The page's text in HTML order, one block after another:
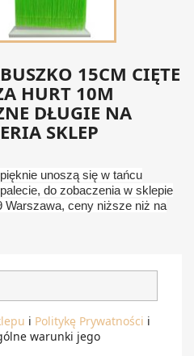
15CM CIĘTE
HURT 10M
DŁUGIE NA
SKLEP
unoszą się w tańcu
do zobaczenia w sklepie
Warszawa, ceny niższe niż na
i Politykę Prywatności i
warunki jego